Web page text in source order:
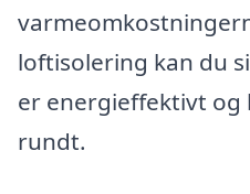
loftisolering kan du
er energieffektivt og
rundt.